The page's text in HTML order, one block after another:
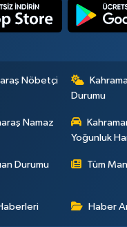
Nöbetçi
Durumu
Namaz
Yoğunluk
Durumu
Tüm
Haber